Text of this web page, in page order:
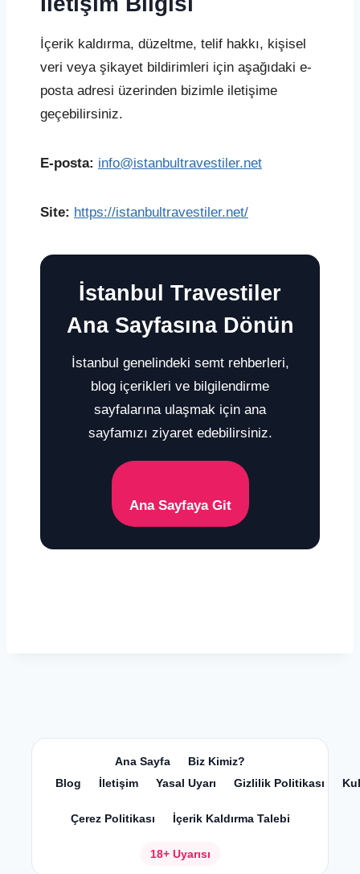
İçerik kaldırma, düzeltme, telif hakkı, kişisel
veri veya şikayet bildirimleri için aşağıdaki e-
posta adresi üzerinden bizimle iletişime
geçebilirsiniz.
E-posta: info@istanbultravestiler.net
Site: https://istanbultravestiler.net/
İstanbul Travestiler
Ana Sayfasına Dönün
İstanbul genelindeki semt rehberleri,
blog içerikleri ve bilgilendirme
sayfalarına ulaşmak için ana
sayfamızı ziyaret edebilirsiniz.
Ana Sayfaya Git
Ana Sayfa
Biz Kimiz?
Blog
İletişim Yasal Uyarı Gizlilik Politikası
Çerez Politikası İçerik Kaldırma Talebi
18+ Uyarısı